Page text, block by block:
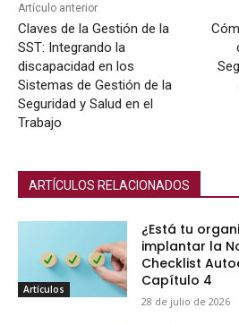
Artículo anterior
Claves de la Gestión de la
SST: Integrando la
discapacidad en los
Sistemas de Gestión de la
Seguridad y Salud en el
Trabajo
ARTÍCULOS RELACIONADOS
Artículos
¿Está tu
implantar la
Checklist
Capítulo 4
28 de julio de 2026